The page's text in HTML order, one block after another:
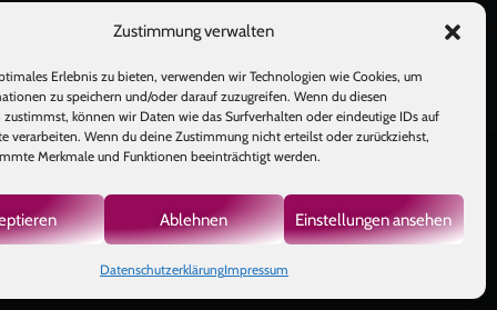
Zustimmung verwalten
Erlebnis zu bieten, verwenden wir Technologien wie Cookies, um
zu speichern und/oder darauf zuzugreifen. Wenn du diesen
zustimmst, können wir Daten wie das Surfverhalten oder eindeutige IDs auf
verarbeiten. Wenn du deine Zustimmung nicht erteilst oder zurückziehst,
Merkmale und Funktionen beeinträchtigt werden.
Ablehnen Einstellungen ansehen
DatenschutzerklärungImpressum
|